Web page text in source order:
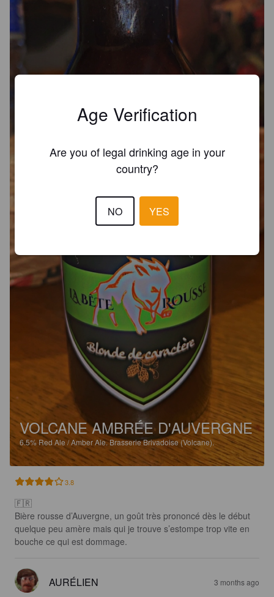
VOLCANE AMBRÉE D'AUVERGNE
6.5%Red Ale / Amber Ale.Brasserie Brivadoise (Volcane).
3.8
🇫🇷
Bière rousse d’Auvergne, un goût très prononcé dès le début
quelque peu amère mais qui je trouve s’estompe trop vite en
bouche ce qui est dommage.
AURÉLIEN 3 months ago
Age Verification
Are you of legal drinking age in your
country?
NO YES